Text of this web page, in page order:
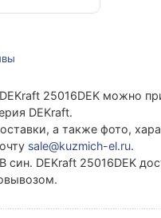
25016DEK можно
DEKraft.
а также фото,
sale@kuzmich-el.ru.
DEKraft 25016DEK